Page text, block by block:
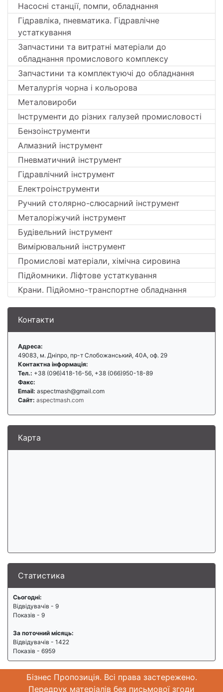
Насосні станції, помпи, обладнання
Гідравліка, пневматика. Гідравлічне
устаткування
Запчастини та витратні матеріали до
обладнання промислового комплексу
Запчастини та комплектуючі до обладнання
Металургія чорна і кольорова
Металовироби
Інструменти до різних галузей промисловості
Бензоінструменти
Алмазний інструмент
Пневматичний інструмент
Гідравлічний інструмент
Електроінструменти
Ручний столярно-слюсарний інструмент
Металоріжучий інструмент
Будівельний інструмент
Вимірювальний інструмент
Промислові матеріали, хімічна сировина
Підйомники. Ліфтове устаткування
Крани. Підйомно-транспортне обладнання
Контакти
Адреса:
49083, м. Дніпро, пр-т Слобожанський, 40А, оф. 29
Контактна інформація:
Тел.: +38 (096)418-16-56, +38 (066)950-18-89
Факс:
Email: aspectmash@gmail.com
Сайт: aspectmash.com
Карта
Статистика
Сьогодні:
Відвідувачів - 9
Показів - 9
За поточний місяць:
Відвідувачів - 1422
Показів - 6959
Бізнес Пропозиція. Всі права застережено.
Передрук матеріалів без письмової згоди